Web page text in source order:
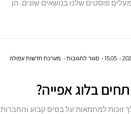
שלכם
פוסטים שלנו בנושאים שונים. הן
15:05 סגור לתגובותעל
פותחים
מערכת חדשות עפולה
בלוג אפייה?
זוכות למחמאות על בסיס קבוע